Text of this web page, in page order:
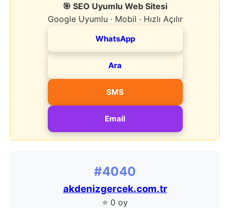
🎯 SEO Uyumlu Web Sitesi
Google Uyumlu · Mobil · Hızlı Açılır
WhatsApp
Ara
SMS
Email
#4040
akdenizgercek.com.tr
⭐ 0 oy